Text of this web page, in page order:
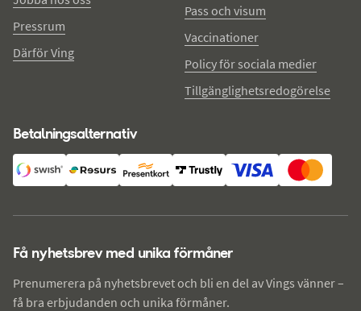
Pressrum
Därför Ving
Pass och visum
Vaccinationer
Policy för sociala medier
Tillgänglighetsredogörelse
Betalningsalternativ
Få nyhetsbrev med unika förmåner
Prenumerera på nyhetsbrevet och bli en del av Vings vänner –
få bra erbjudanden och unika förmåner.